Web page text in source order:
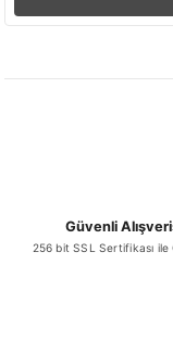
Güvenli
256 bit SSL Sertifikası ile